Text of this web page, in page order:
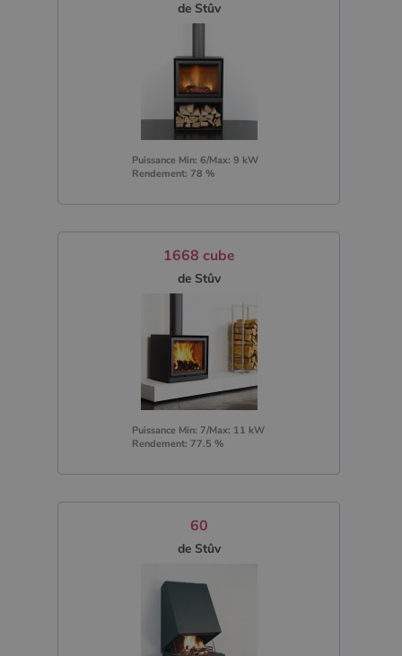
de Stûv
Puissance Min: 6/Max: 9 kW
Rendement: 78 %
1668 cube
de Stûv
Puissance Min: 7/Max: 11 kW
Rendement: 77.5 %
60
de Stûv